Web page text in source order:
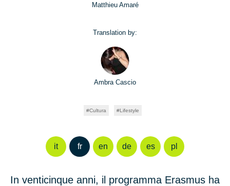
Matthieu Amaré
Translation by:
Ambra Cascio
Cultura Lifestyle
it fr en de es pl
In venticinque anni, il programma Erasmus ha